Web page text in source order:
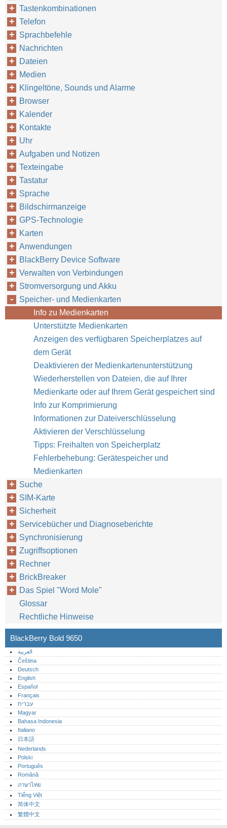
Tastenkombinationen
Telefon
Sprachbefehle
Nachrichten
Dateien
Medien
Klingeltöne, Sounds und Alarme
Browser
Kalender
Kontakte
Uhr
Aufgaben und Notizen
Texteingabe
Tastatur
Sprache
Bildschirmanzeige
GPS-Technologie
Karten
Anwendungen
BlackBerry Device Software
Verwalten von Verbindungen
Stromversorgung und Akku
Speicher- und Medienkarten
Info zu Medienkarten
Unterstützte Medienkarten
Anzeigen des verfügbaren Speicherplatzes auf
dem Gerät
Deaktivieren der Medienkartenunterstützung
Wiederherstellen von Dateien, die auf Ihrer
Medienkarte oder auf Ihrem Gerät gespeichert sind
Info zur Komprimierung
Informationen zur Dateiverschlüsselung
Aktivieren der Verschlüsselung
Tipps: Freihalten von Speicherplatz
Fehlerbehebung: Gerätespeicher und
Medienkarten
Suche
SIM-Karte
Sicherheit
Servicebücher und Diagnoseberichte
Synchronisierung
Zugriffsoptionen
Rechner
BrickBreaker
Das Spiel "Word Mole"
Glossar
Rechtliche Hinweise
BlackBerry Bold 9650
العربية
Čeština
Deutsch
English
Español
Français
עברית
Magyar
Bahasa Indonesia
Italiano
日本語
Nederlands
Polski
Português‎
Română
ภาษาไทย
Tiếng Việt
简体中文
繁體中文